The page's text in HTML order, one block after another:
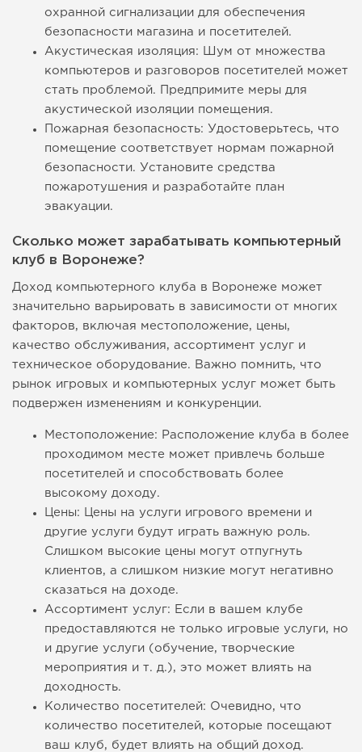
охранной сигнализации для обеспечения
безопасности магазина и посетителей.
Акустическая изоляция: Шум от множества
компьютеров и разговоров посетителей может
стать проблемой. Предпримите меры для
акустической изоляции помещения.
Пожарная безопасность: Удостоверьтесь, что
помещение соответствует нормам пожарной
безопасности. Установите средства
пожаротушения и разработайте план
эвакуации.
Сколько может зарабатывать компьютерный
клуб в Воронеже?
Доход компьютерного клуба в Воронеже может
значительно варьировать в зависимости от многих
факторов, включая местоположение, цены,
качество обслуживания, ассортимент услуг и
техническое оборудование. Важно помнить, что
рынок игровых и компьютерных услуг может быть
подвержен изменениям и конкуренции.
Местоположение: Расположение клуба в более
проходимом месте может привлечь больше
посетителей и способствовать более
высокому доходу.
Цены: Цены на услуги игрового времени и
другие услуги будут играть важную роль.
Слишком высокие цены могут отпугнуть
клиентов, а слишком низкие могут негативно
сказаться на доходе.
Ассортимент услуг: Если в вашем клубе
предоставляются не только игровые услуги, но
и другие услуги (обучение, творческие
мероприятия и т. д.), это может влиять на
доходность.
Количество посетителей: Очевидно, что
количество посетителей, которые посещают
ваш клуб, будет влиять на общий доход.